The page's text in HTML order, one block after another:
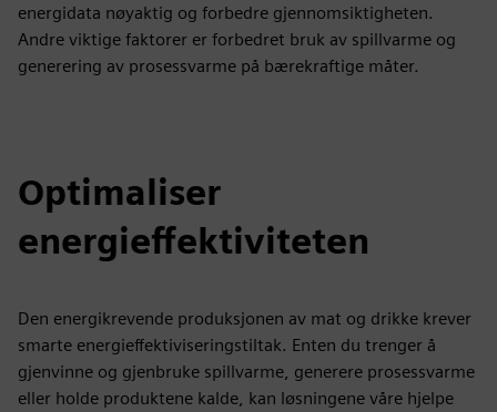
energidata nøyaktig og forbedre gjennomsiktigheten.
Andre viktige faktorer er forbedret bruk av spillvarme og
generering av prosessvarme på bærekraftige måter.
Optimaliser
energieffektiviteten
Den energikrevende produksjonen av mat og drikke krever
smarte energieffektiviseringstiltak. Enten du trenger å
gjenvinne og gjenbruke spillvarme, generere prosessvarme
eller holde produktene kalde, kan løsningene våre hjelpe